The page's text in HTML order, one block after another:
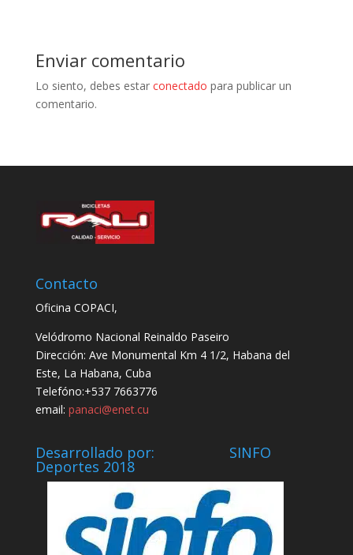
Enviar comentario
Lo siento, debes estar conectado para publicar un
comentario.
Contacto
Oficina COPACI,
Velódromo Nacional Reinaldo Paseiro
Dirección: Ave Monumental Km 4 1/2, Habana del
Este, La Habana, Cuba
Telefóno:+537 7663776
email: panaci@enet.cu
Desarrollado por: SINFO
Deportes 2018